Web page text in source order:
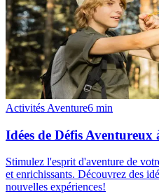
Activités Aventure6 min
Idées de Défis
Stimulez l'esprit d'aventure de
et enrichissants. Découvrez des
nouvelles expériences!